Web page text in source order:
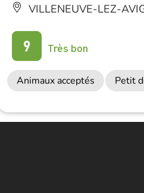
VILLENEUVE-LEZ-
9 Très bon
Animaux acceptés Petit